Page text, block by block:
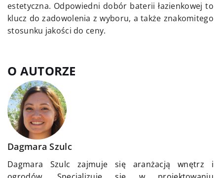
estetyczna. Odpowiedni dobór baterii łazienkowej to
klucz do zadowolenia z wyboru, a także znakomitego
stosunku jakości do ceny.
O AUTORZE
Dagmara Szulc
Dagmara Szulc zajmuje się aranżacją wnętrz i